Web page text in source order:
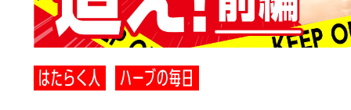
はたらく人 ハーブの毎日